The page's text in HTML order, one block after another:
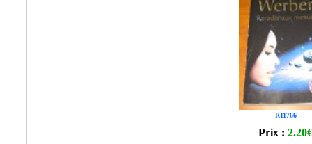
R11766
Prix : 2.20€